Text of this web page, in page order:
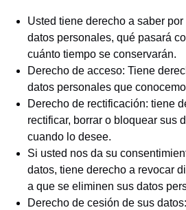
Usted tiene derecho a saber
datos personales, qué pasará
cuánto tiempo se conservarán.
Derecho de acceso: Tiene
datos personales que
Derecho de rectificación: tiene
rectificar, borrar o bloquear sus
cuando lo desee.
Si usted nos da su
datos, tiene derecho a revocar
a que se eliminen sus datos
Derecho de cesión de sus